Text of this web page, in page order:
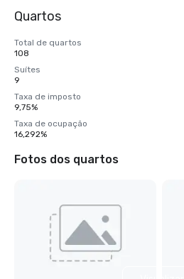
Quartos
Total de quartos
108
Suítes
9
Taxa de imposto
9,75%
Taxa de ocupação
16,292%
Fotos dos quartos